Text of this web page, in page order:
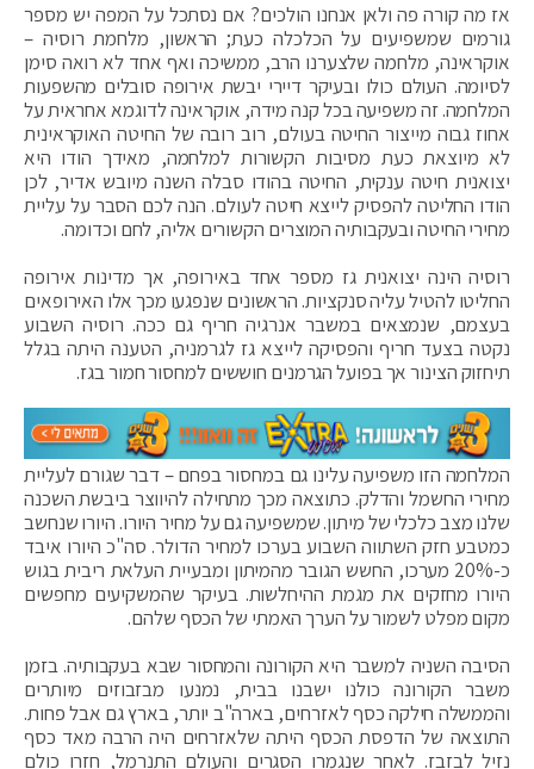
אז מה קורה פה ולאן אנחנו הולכים? אם נסתכל על המפה יש מספר
גורמים שמשפיעים על הכלכלה כעת; הראשון, מלחמת רוסיה –
אוקראינה, מלחמה שלצערנו הרב, ממשיכה ואף אחד לא רואה סימן
לסיומה. העולם כולו ובעיקר דיירי יבשת אירופה סובלים מהשפעות
המלחמה. זה משפיעה בכל קנה מידה, אוקראינה לדוגמא אחראית על
אחוז גבוה מייצור החיטה בעולם, רוב רובה של החיטה האוקראינית
לא מיוצאת כעת מסיבות הקשורות למלחמה, מאידך הודו היא
יצואנית חיטה ענקית, החיטה בהודו סבלה השנה מיובש אדיר, לכן
הודו החליטה להפסיק לייצא חיטה לעולם. הנה לכם הסבר על עליית
מחירי החיטה ובעקבותיה המוצרים הקשורים אליה, לחם וכדומה.
רוסיה הינה יצואנית גז מספר אחד באירופה, אך מדינות אירופה
החליטו להטיל עליה סנקציות. הראשונים שנפגעו מכך אלו האירופאים
בעצמם, שנמצאים במשבר אנרגיה חריף גם ככה. רוסיה השבוע
נקטה בצעד חריף והפסיקה לייצא גז לגרמניה, הטענה היתה בגלל
תיחזוק הצינור אך בפועל הגרמנים חוששים למחסור חמור בגז.
המלחמה הזו משפיעה עלינו גם במחסור בפחם – דבר שגורם לעליית
מחירי החשמל והדלק. כתוצאה מכך מתחילה להיווצר ביבשת השכנה
שלנו מצב כלכלי של מיתון. שמשפיעה גם על מחיר היורו. היורו שנחשב
כמטבע חזק השתווה השבוע בערכו למחיר הדולר. סה"כ היורו איבד
כ-20% מערכו, החשש הגובר מהמיתון ומבעיית העלאת ריבית בגוש
היורו מחזקים את מגמת ההיחלשות. בעיקר שהמשקיעים מחפשים
מקום מפלט לשמור על הערך האמתי של הכסף שלהם.
הסיבה השניה למשבר היא הקורונה והמחסור שבא בעקבותיה. בזמן
משבר הקורונה כולנו ישבנו בבית, נמנעו מבזבוזים מיותרים
והממשלה חילקה כסף לאזרחים, בארה"ב יותר, בארץ גם אבל פחות.
התוצאה של הדפסת הכסף היתה שלאזרחים היה הרבה מאד כסף
נזיל לבזבז. לאחר שנגמרו הסגרים והעולם התנרמל, חזרו כולם